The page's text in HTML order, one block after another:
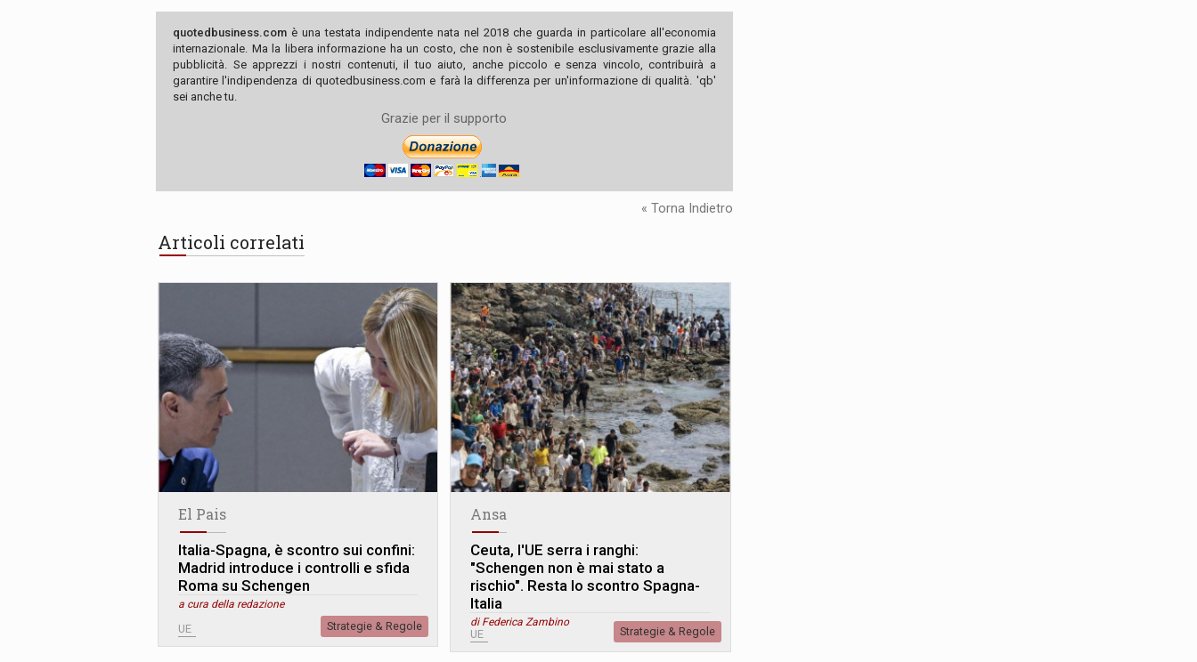
quotedbusiness.com è una testata indipendente nata nel 2018 che guarda in particolare all'economia
internazionale. Ma la libera informazione ha un costo, che non è sostenibile esclusivamente grazie alla
pubblicità. Se apprezzi i nostri contenuti, il tuo aiuto, anche piccolo e senza vincolo, contribuirà a
garantire l'indipendenza di quotedbusiness.com e farà la differenza per un'informazione di qualità. 'qb'
sei anche tu.
Grazie per il supporto
« Torna Indietro
Articoli correlati
El Pais
Italia-Spagna, è scontro sui confini:
Madrid introduce i controlli e sfida
Roma su Schengen
a cura della redazione
UE Strategie & Regole
Ansa
Ceuta, l'UE serra i ranghi:
"Schengen non è mai stato a
rischio". Resta lo scontro Spagna-
Italia
di Federica Zambino
UE Strategie & Regole